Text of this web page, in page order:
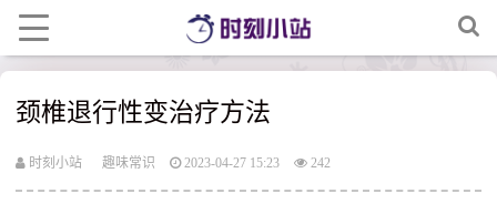
颈椎退行性变治疗方法
时刻小站 趣味常识 2023-04-27 15:23 242